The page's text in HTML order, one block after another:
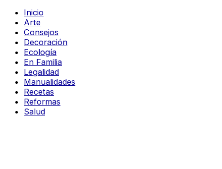
Inicio
Arte
Consejos
Decoración
Ecología
En Familia
Legalidad
Manualidades
Recetas
Reformas
Salud